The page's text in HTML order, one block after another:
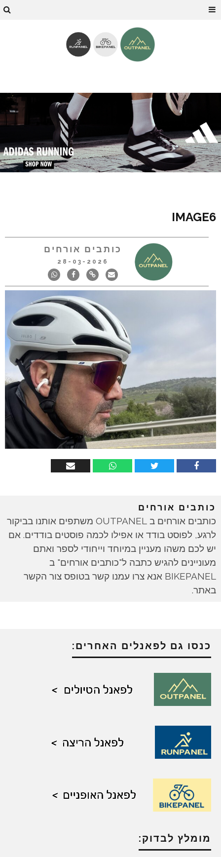
IMAGE6
כותבים אורחים
28-03-2026
כותבים אורחים
כותבים אורחים ב OUTPANEL משתפים אותנו בביקור
לרגע, לפוסט בודד או אפילו לכמה פוסטים בודדים. אם
יש לכם משהו מעניין במיוחד וייחודי לספר ואתם
מעוניינים להגיש כתבה ל"כותבים אורחים" ב
BIKEPANEL אנא צרו עמנו קשר בטופס צור הקשר
באתר.
כנסו גם לפאנלים האחרים:
מומלץ לבדוק: